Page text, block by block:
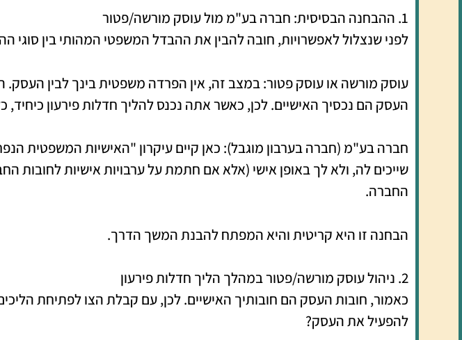
1. ההבחנה הבסיסית: חברה בע"מ מול עוסק מורשה/פטור
לפני שנצלול לאפשרויות, חובה להבין את ההבדל המשפטי המהותי בין סוגי
עוסק מורשה או עוסק פטור: במצב זה, אין הפרדה משפטית בינך לבין
העסק הם נכסיך האישיים. לכן, כאשר אתה נכנס להליך חדלות פירעון
חברה בע"מ (חברה בערבון מוגבל): כאן קיים עיקרון "האישיות המשפטית
שייכים לה, ולא לך באופן אישי (אלא אם חתמת על ערבויות אישיות לחובות
החברה.
הבחנה זו היא קריטית והיא המפתח להבנת המשך הדרך.
2. ניהול עוסק מורשה/פטור במהלך הליך חדלות פירעון
כאמור, חובות העסק הם חובותיך האישיים. לכן, עם קבלת הצו לפתיחת
להפעיל את העסק?